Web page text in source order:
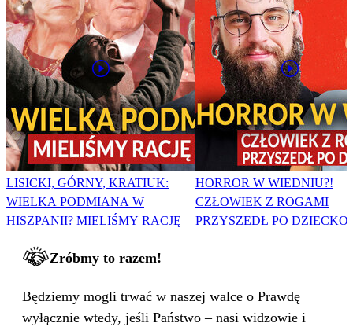
LISICKI, GÓRNY, KRATIUK:
WIELKA PODMIANA W
HISZPANII? MIELIŚMY RACJĘ
HORROR W WIEDNIU?!
CZŁOWIEK Z ROGAMI
PRZYSZEDŁ PO DZIECKO
Zróbmy to razem!
Będziemy mogli trwać w naszej walce o Prawdę
wyłącznie wtedy, jeśli Państwo – nasi widzowie i